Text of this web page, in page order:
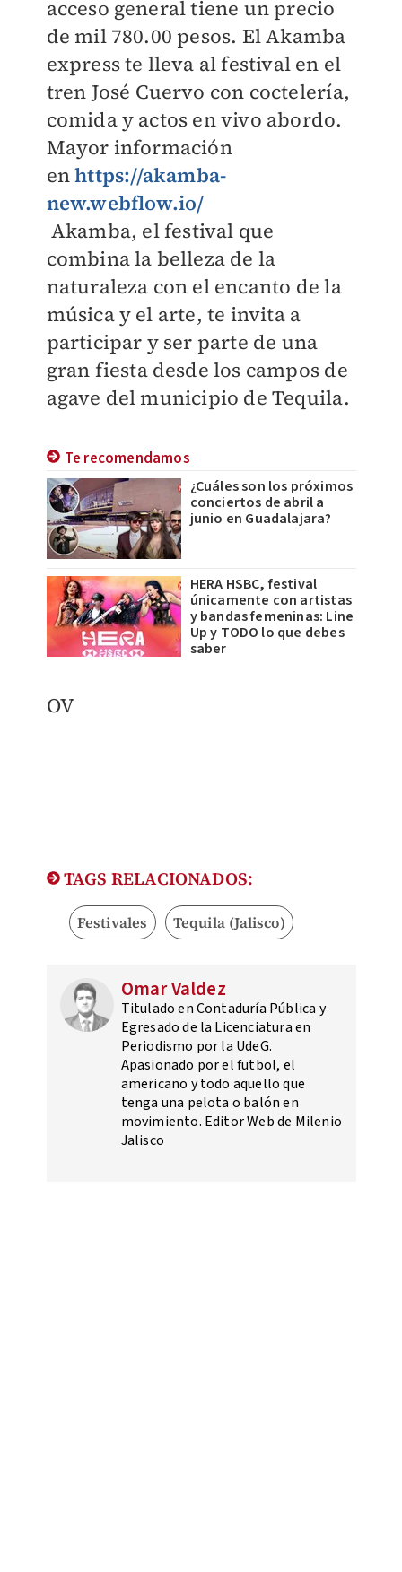
acceso general tiene un precio
de mil 780.00 pesos. El Akamba
express te lleva al festival en el
tren José Cuervo con coctelería,
comida y actos en vivo abordo.
Mayor información
enhttps://akamba-
new.webflow.io/
Akamba, el festival que
combina la belleza de la
naturaleza con el encanto de la
música y el arte, te invita a
participar y ser parte de una
gran fiesta desde los campos de
agave del municipio de Tequila.
Te recomendamos
¿Cuáles son los próximos
conciertos de abril a
junio en Guadalajara?
HERA HSBC, festival
únicamente con artistas
y bandas femeninas: Line
Up y TODO lo que debes
saber
OV
TAGS RELACIONADOS:
Festivales Tequila (Jalisco)
Omar Valdez
Titulado en Contaduría Pública y
Egresado de la Licenciatura en
Periodismo por la UdeG.
Apasionado por el futbol, el
americano y todo aquello que
tenga una pelota o balón en
movimiento. Editor Web de Milenio
Jalisco